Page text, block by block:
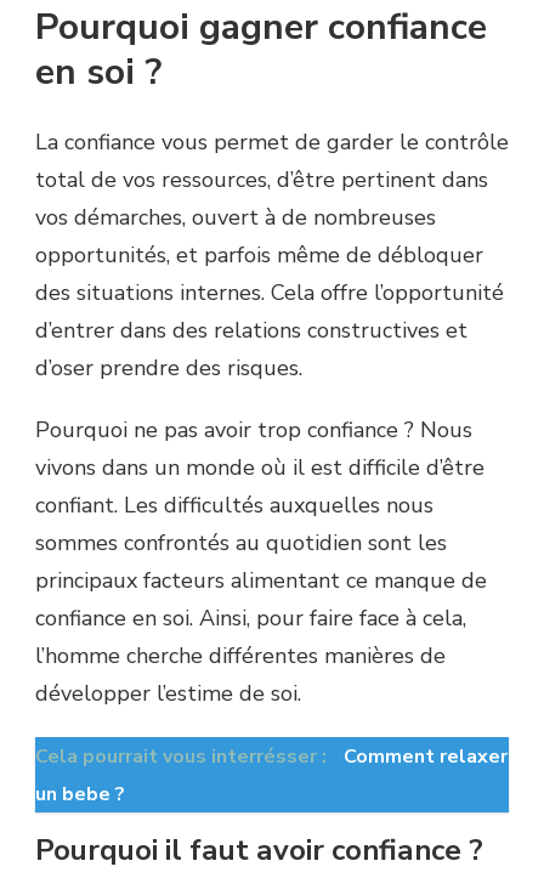
Pourquoi gagner confiance
en soi ?
La confiance vous permet de garder le contrôle
total de vos ressources, d’être pertinent dans
vos démarches, ouvert à de nombreuses
opportunités, et parfois même de débloquer
des situations internes. Cela offre l’opportunité
d’entrer dans des relations constructives et
d’oser prendre des risques.
Pourquoi ne pas avoir trop confiance ? Nous
vivons dans un monde où il est difficile d’être
confiant. Les difficultés auxquelles nous
sommes confrontés au quotidien sont les
principaux facteurs alimentant ce manque de
confiance en soi. Ainsi, pour faire face à cela,
l’homme cherche différentes manières de
développer l’estime de soi.
Cela pourrait vous interrésser :
Comment relaxer
un bebe ?
Pourquoi il faut avoir confiance ?